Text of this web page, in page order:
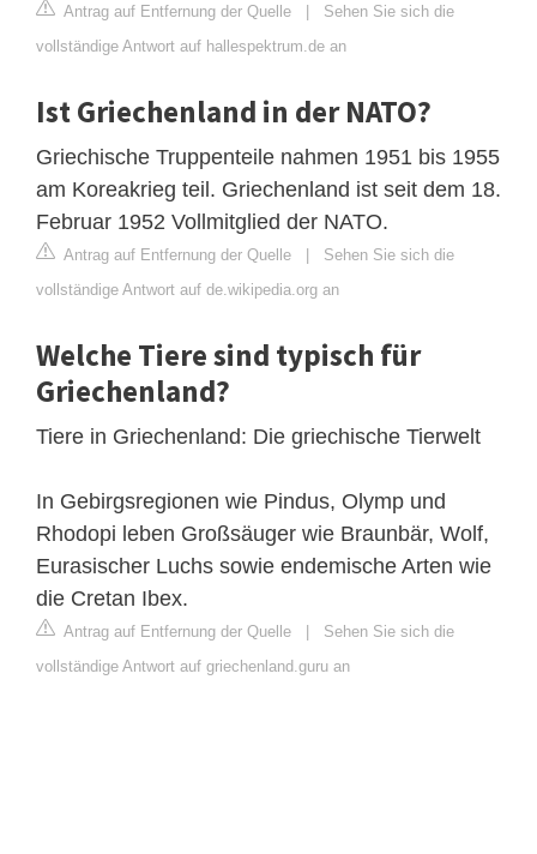
Antrag auf Entfernung der Quelle | Sehen Sie sich die
vollständige Antwort auf hallespektrum.de an
Ist Griechenland in der NATO?
Griechische Truppenteile nahmen 1951 bis 1955
am Koreakrieg teil. Griechenland ist seit dem 18.
Februar 1952 Vollmitglied der NATO.
Antrag auf Entfernung der Quelle | Sehen Sie sich die
vollständige Antwort auf de.wikipedia.org an
Welche Tiere sind typisch für
Griechenland?
Tiere in Griechenland: Die griechische Tierwelt
In Gebirgsregionen wie Pindus, Olymp und
Rhodopi leben Großsäuger wie Braunbär, Wolf,
Eurasischer Luchs sowie endemische Arten wie
die Cretan Ibex.
Antrag auf Entfernung der Quelle | Sehen Sie sich die
vollständige Antwort auf griechenland.guru an